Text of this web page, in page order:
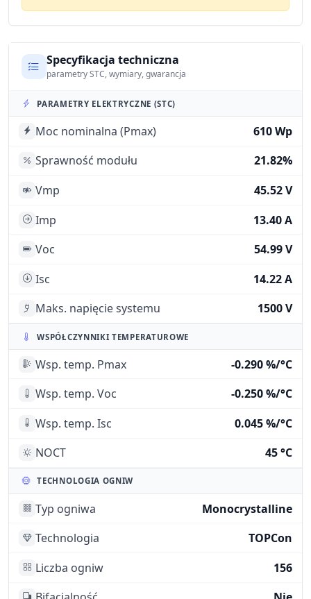
Specyfikacja techniczna
parametry STC, wymiary, gwarancja
PARAMETRY ELEKTRYCZNE (STC)
Moc nominalna (Pmax)
610 Wp
Sprawność modułu
21.82%
Vmp
45.52 V
Imp
13.40 A
Voc
54.99 V
Isc
14.22 A
Maks. napięcie systemu
1500 V
WSPÓŁCZYNNIKI TEMPERATUROWE
Wsp. temp. Pmax
-0.290 %/°C
Wsp. temp. Voc
-0.250 %/°C
Wsp. temp. Isc
0.045 %/°C
NOCT
45 °C
TECHNOLOGIA OGNIW
Typ ogniwa
Monocrystalline
Technologia
TOPCon
Liczba ogniw
156